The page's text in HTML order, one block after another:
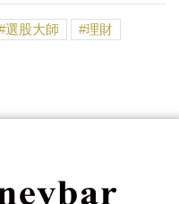
選股大師
理財